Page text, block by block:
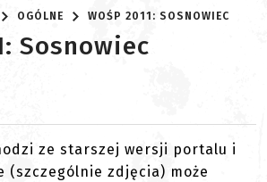
OGÓLNE WOŚP 2011: SOSNOWIEC
Sosnowiec
ze starszej wersji portalu i
(szczególnie zdjęcia) może